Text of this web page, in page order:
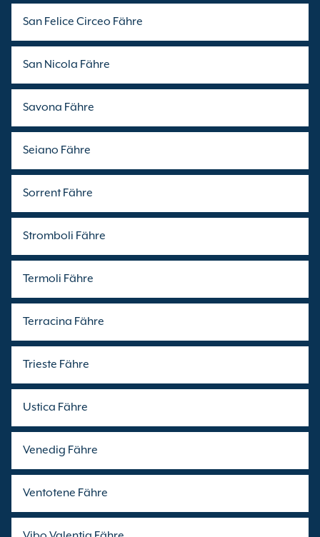
San Felice Circeo Fähre
San Nicola Fähre
Savona Fähre
Seiano Fähre
Sorrent Fähre
Stromboli Fähre
Termoli Fähre
Terracina Fähre
Trieste Fähre
Ustica Fähre
Venedig Fähre
Ventotene Fähre